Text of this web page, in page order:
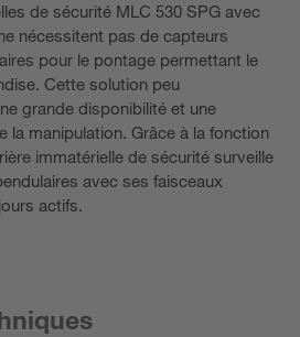
de sécurité MLC 530 SPG avec
nécessitent pas de capteurs
pour le pontage permettant le
Cette solution peu
grande disponibilité et une
la manipulation. Grâce à la fonction
immatérielle de sécurité surveille
avec ses faisceaux
actifs.